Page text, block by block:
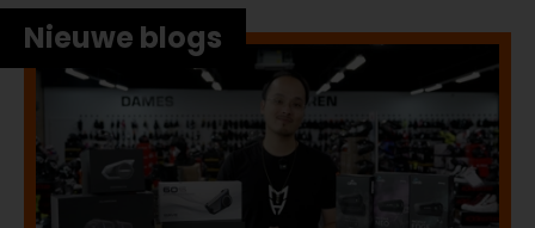
Nieuwe blogs